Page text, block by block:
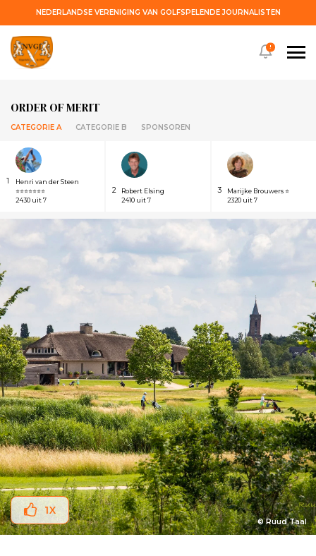
NEDERLANDSE VERENIGING VAN GOLFSPELENDE JOURNALISTEN
ORDER OF MERIT
CATEGORIE A CATEGORIE B SPONSOREN
1
Henri van der Steen
⭐⭐⭐⭐⭐⭐⭐
2430 uit 7
2
Robert Elsing
2410 uit 7
3
Marijke Brouwers ⭐
2320 uit 7
!
© Ruud Taal
1X